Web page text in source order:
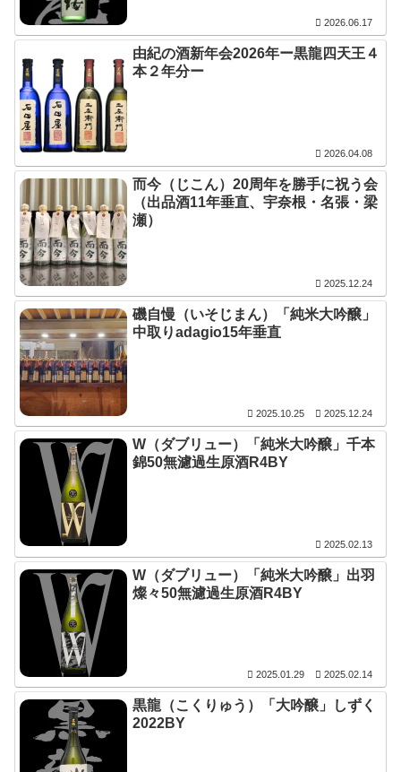
2026.06.17
由紀の酒新年会2026年ー黒龍四天王４
本２年分ー
2026.04.08
而今（じこん）20周年を勝手に祝う会
（出品酒11年垂直、宇奈根・名張・梁
瀬）
2025.12.24
磯自慢（いそじまん）「純米大吟醸」
中取りadagio15年垂直
2025.10.25 2025.12.24
W（ダブリュー）「純米大吟醸」千本
錦50無濾過生原酒R4BY
2025.02.13
W（ダブリュー）「純米大吟醸」出羽
燦々50無濾過生原酒R4BY
2025.01.29 2025.02.14
黒龍（こくりゅう）「大吟醸」しずく
2022BY